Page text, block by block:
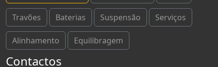
Travões Baterias Suspensão Serviços
Alinhamento Equilibragem
Contactos